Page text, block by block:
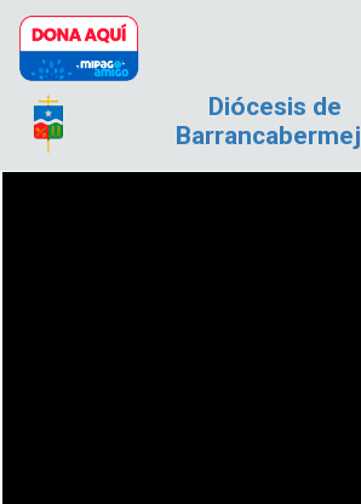
Pasar al contenido principal
Diócesis de